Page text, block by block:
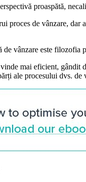
proaspătă,
proces de vânzare,
vânzare este
mai eficient,
ale procesului dvs. de